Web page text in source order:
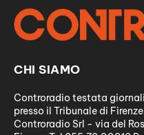
CHI SIAMO
Controradio testata
presso il Tribunale di
Controradio Srl - via del